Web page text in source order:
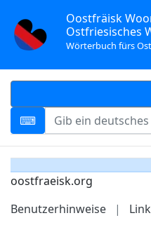
Oostfräisk
Ostfriesisches
Wörterbuch fürs
oostfraeisk.org
Benutzerhinweise
|